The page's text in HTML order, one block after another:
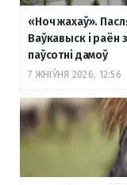
«Ноч жахаў».
Ваўкавыск і раён
паўсотні дамоў
7 ЖНІЎНЯ 2026, 12:56